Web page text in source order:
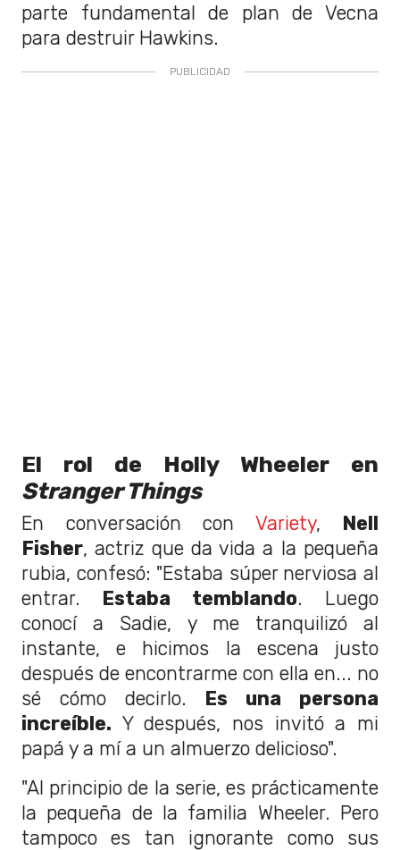
parte fundamental de plan de Vecna
para destruir Hawkins.
El rol de Holly Wheeler en
Stranger Things
En conversación con Variety, Nell
Fisher, actriz que da vida a la pequeña
rubia, confesó: "Estaba súper nerviosa al
entrar. Estaba temblando. Luego
conocí a Sadie, y me tranquilizó al
instante, e hicimos la escena justo
después de encontrarme con ella en... no
sé cómo decirlo. Es una persona
increíble. Y después, nos invitó a mi
papá y a mí a un almuerzo delicioso".
"Al principio de la serie, es prácticamente
la pequeña de la familia Wheeler. Pero
tampoco es tan ignorante como sus